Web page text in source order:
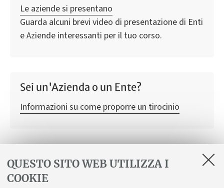
QUESTO SITO WEB UTILIZZA I
COOKIE
Le aziende si presentano
Guarda alcuni brevi video di presentazione di Enti
e Aziende interessanti per il tuo corso.
Sei un'Azienda o un Ente?
Informazioni su come proporre un tirocinio
ELENCO DEI TIROCINI SVOLTI DAGLI
STUDENTI DI GEOGRAFIA E PROCESSI